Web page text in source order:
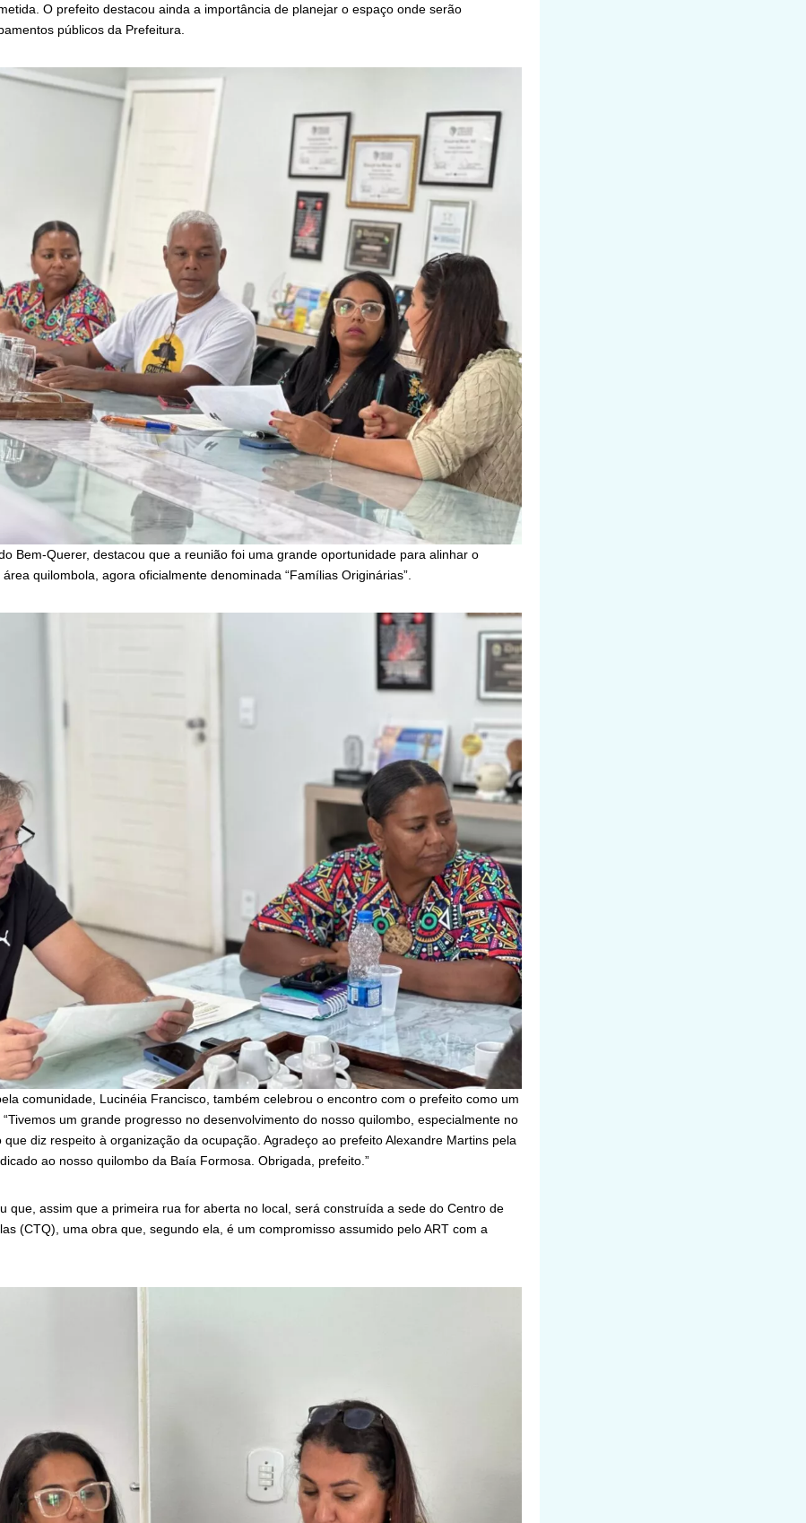
O prefeito destacou ainda a importância de planejar o espaço onde serão
públicos da Prefeitura.
Bem-Querer, destacou que a reunião foi uma grande oportunidade para alinhar o
quilombola, agora oficialmente denominada “Famílias Originárias”.
comunidade, Lucinéia Francisco, também celebrou o encontro com o prefeito como um
um grande progresso no desenvolvimento do nosso quilombo, especialmente no
que diz respeito à organização da ocupação. Agradeço ao prefeito Alexandre Martins pela
ao nosso quilombo da Baía Formosa. Obrigada, prefeito.”
que, assim que a primeira rua for aberta no local, será construída a sede do Centro de
(CTQ), uma obra que, segundo ela, é um compromisso assumido pelo ART com a